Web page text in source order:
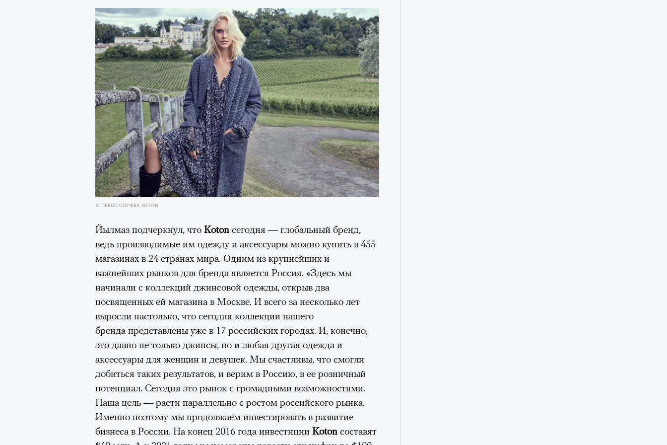
00:00 / 00:00
© ПРЕСС-СЛУЖБА KOTON
Йылмаз подчеркнул, что Koton сегодня — глобальный бренд,
ведь производимые им одежду и аксессуары можно купить в 455
магазинах в 24 странах мира. Одним из крупнейших и
важнейших рынков для бренда является Россия. «Здесь мы
начинали с коллекций джинсовой одежды, открыв два
посвященных ей магазина в Москве. И всего за несколько лет
выросли настолько, что сегодня коллекции нашего
бренда представлены уже в 17 российских городах. И, конечно,
это давно не только джинсы, но и любая другая одежда и
аксессуары для женщин и девушек. Мы счастливы, что смогли
добиться таких результатов, и верим в Россию, в ее розничный
потенциал. Сегодня это рынок с громадными возможностями.
Наша цель — расти параллельно с ростом российского рынка.
Именно поэтому мы продолжаем инвестировать в развитие
бизнеса в России. На конец 2016 года инвестиции Koton составят
человеком, дважды покорившим все 14 восьмитысячников
планеты без использования кислорода.
Нирмал Пурджа после рекордного восхождения на 14 высочайших вершин
мира. Катманду, 2019 год
© NAVESH CHITRAKAR / REUTERS
Статистика последних лет особенно отчетливо показывает
опасность высотного альпинизма и горного туризма. В 2024-м в
горах Австриипогибли309 человек, что стало десятилетним
максимумом для региона. В Японии в том же году жертвами
несчастных случаев в горахстали300 человек (издание The Asahi
Shimbun классифицирует их как «погибших или пропавших без
вести»). На Эвересте в 2024 году вершинаунесла жизни восьми
альпинистов, а в 2025-м —троих. Трагическим для российского
сообщества стал октябрь 2024 года, когда при восхождении на
Дхаулагири в Непалесорвалась и погиблагруппа из пятерых
опытных альпинистов. Год спустя на одном из самых опасных